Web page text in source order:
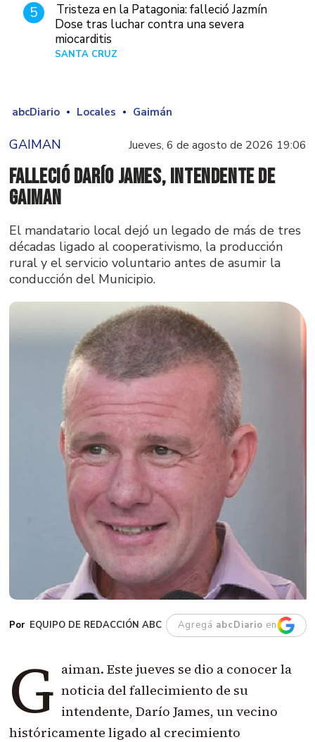
5
Tristeza en la Patagonia: falleció Jazmín
Dose tras luchar contra una severa
miocarditis
SANTA CRUZ
abcDiario Locales Gaimán
GAIMAN Jueves, 6 de agosto de 2026 19:06
Falleció Darío James, intendente de
Gaiman
El mandatario local dejó un legado de más de tres
décadas ligado al cooperativismo, la producción
rural y el servicio voluntario antes de asumir la
conducción del Municipio.
EQUIPO DE REDACCIÓN ABC Agregá abcDiario en
G aiman. Este jueves se dio a conocer la
noticia del fallecimiento de su
intendente, Darío James, un vecino
históricamente ligado al crecimiento